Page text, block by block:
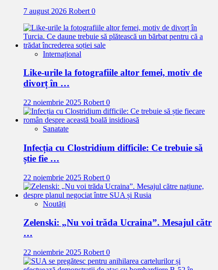
7 august 2026 Robert 0
Internațional
Like-urile la fotografiile altor femei, motiv de
divorț în …
22 noiembrie 2025 Robert 0
Sanatate
Infecția cu Clostridium difficile: Ce trebuie să
știe fie …
22 noiembrie 2025 Robert 0
Noutăți
Zelenski: „Nu voi trăda Ucraina”. Mesajul cătr
…
22 noiembrie 2025 Robert 0